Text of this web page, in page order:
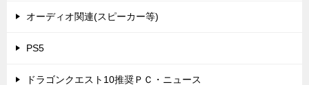
オーディオ関連(スピーカー等)
PS5
ドラゴンクエスト10推奨ＰＣ・ニュース